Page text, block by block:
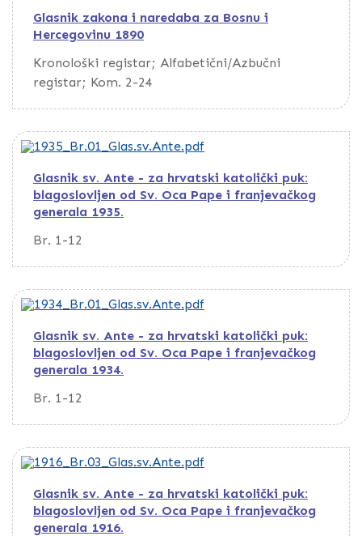
Glasnik zakona i naredaba za Bosnu i
Hercegovinu 1890
Kronološki registar; Alfabetični/Azbučni
registar; Kom. 2-24
Glasnik sv. Ante - za hrvatski katolički puk:
blagoslovljen od Sv. Oca Pape i franjevačkog
generala 1935.
Br. 1-12
Glasnik sv. Ante - za hrvatski katolički puk:
blagoslovljen od Sv. Oca Pape i franjevačkog
generala 1934.
Br. 1-12
Glasnik sv. Ante - za hrvatski katolički puk:
blagoslovljen od Sv. Oca Pape i franjevačkog
generala 1916.